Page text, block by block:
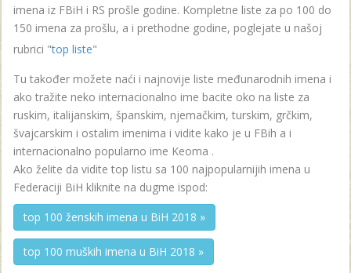
imena iz FBiH i RS prošle godine. Kompletne liste za po 100 do
150 imena za prošlu, a i prethodne godine, poglejate u našoj
rubrici "top liste"
Tu također možete naći i najnovije liste međunarodnih imena i
ako tražite neko internacionalno ime bacite oko na liste za
ruskim, italijanskim, španskim, njemačkim, turskim, grčkim,
švajcarskim i ostalim imenima i vidite kako je u FBih a i
internacionalno popularno ime Keoma .
Ako želite da vidite top listu sa 100 najpopularnijih imena u
Federaciji BiH kliknite na dugme ispod:
top 100 ženskih imena u BiH 2018 »
top 100 muških imena u BiH 2018 »